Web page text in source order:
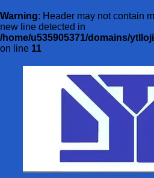
Warning: Header may not contain
new line detected in
/home/u535905371/domains/
on line 11